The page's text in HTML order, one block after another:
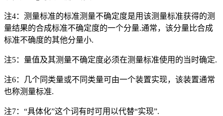
注4：测量标准的标准测量不确定度是用该测量标准获得的测
量结果的合成标准不确定度的一个分量.通常，该分量比合成
标准不确度的其他分量小.
注5：量值及其测量不确定度必须在测量标准使用的当时确定.
注6：几个同类量或不同类量可由一个装置实现，该装置通常
也称测量标准.
注7：“具体化”这个词有时可用以代替“实现”.